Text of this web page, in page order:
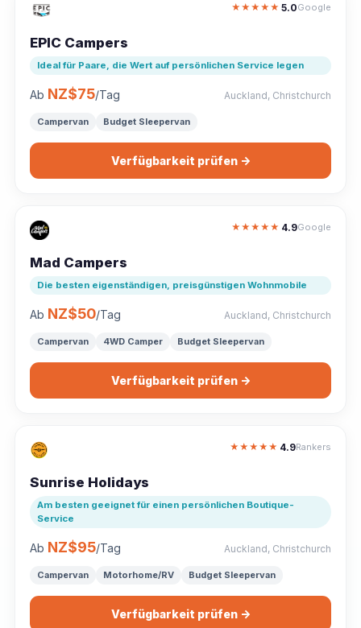
★ ★ ★ ★ ★ 5.0Google
EPIC Campers
Ideal für Paare, die Wert auf persönlichen Service legen
Ab NZ$75/Tag Auckland, Christchurch
Campervan Budget Sleepervan
Verfügbarkeit prüfen →
★ ★ ★ ★ ★ 4.9Google
Mad Campers
Die besten eigenständigen, preisgünstigen Wohnmobile
Ab NZ$50/Tag Auckland, Christchurch
Campervan 4WD Camper Budget Sleepervan
Verfügbarkeit prüfen →
★ ★ ★ ★ ★ 4.9Rankers
Sunrise Holidays
Am besten geeignet für einen persönlichen Boutique-
Service
Ab NZ$95/Tag Auckland, Christchurch
Campervan Motorhome/RV Budget Sleepervan
Verfügbarkeit prüfen →